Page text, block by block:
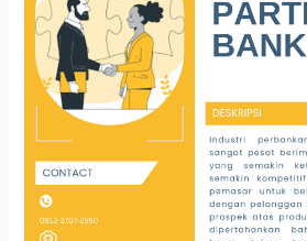
BANKING